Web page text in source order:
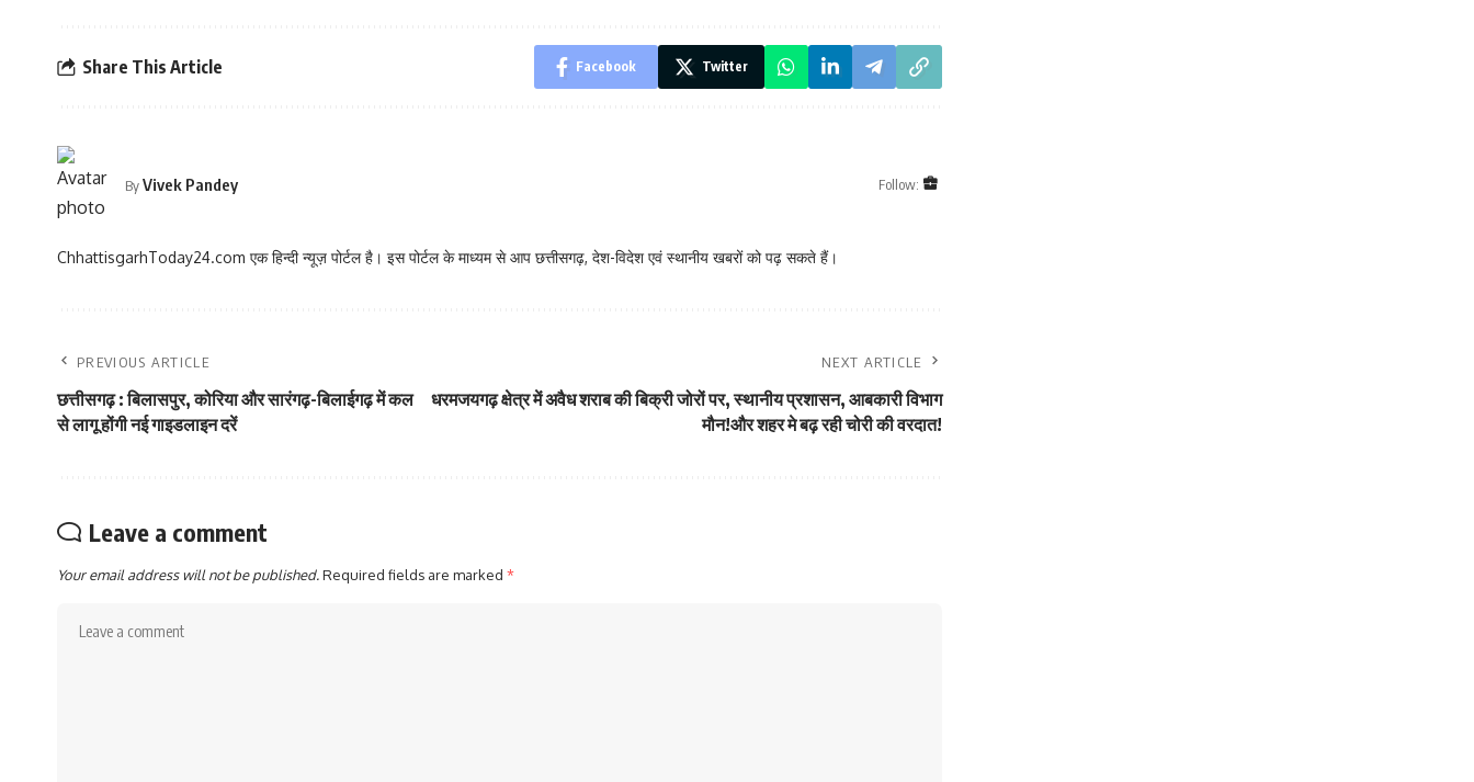
Share This Article Facebook Twitter
ByVivek Pandey Follow:
ChhattisgarhToday24.com एक हिन्दी न्यूज़ पोर्टल है। इस पोर्टल के माध्यम से आप छत्तीसगढ़, देश-विदेश एवं स्थानीय खबरों को पढ़ सकते हैं।
PREVIOUS ARTICLE
छत्तीसगढ़ : बिलासपुर, कोरिया और सारंगढ़-बिलाईगढ़ में कल
से लागू होंगी नई गाइडलाइन दरें
NEXT ARTICLE
धरमजयगढ़ क्षेत्र में अवैध शराब की बिक्री जोरों पर, स्थानीय प्रशासन, आबकारी विभाग
मौन!और शहर मे बढ़ रही चोरी की वरदात!
Leave a comment
Your email address will not be published.Required fields are marked *